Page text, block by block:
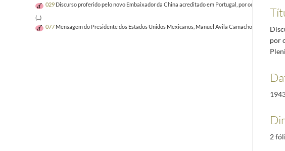
029 Discurso proferido pelo novo Embaixador da China acreditado em Portugal, por ocasião da
(...)
077 Mensagem do Presidente dos Estados Unidos Mexicanos, Manuel Avila Camacho, dirigida
por
2